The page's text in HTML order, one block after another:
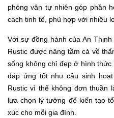
phỏng vân tự nhiên góp phần
cách tinh tế, phù hợp với nhiều
Với sự đồng hành của An
Rustic được nâng tầm cả về
sống không chỉ đẹp ở hình thức
đáp ứng tốt nhu cầu sinh
Rustic vì thế không đơn thuần
lựa chọn lý tưởng để kiến tạo
xúc cho mỗi gia đình.